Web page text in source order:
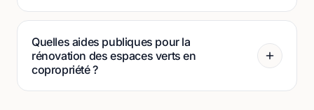
Quelles aides publiques pour la
rénovation des espaces verts en
copropriété ?